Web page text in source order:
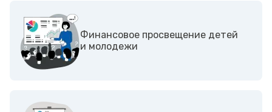
Финансовое просвещение детей
и молодежи